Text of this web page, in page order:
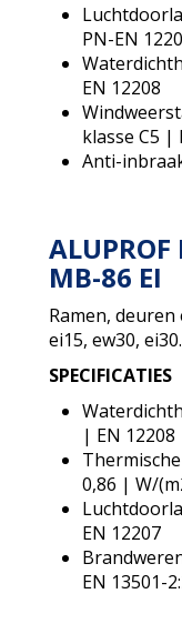
PN-EN
EN 12208
klasse C5 |
Anti-
ALUPROF
MB-86 EI
Ramen,
ei15, ew30, ei30.
SPECIFICATIES
| EN 12208
0,86 | W/
EN 12207
EN 13501-